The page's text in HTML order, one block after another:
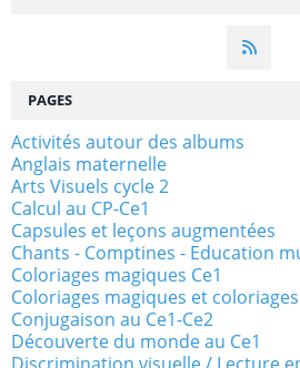
PAGES
Activités autour des albums
Anglais maternelle
Arts Visuels cycle 2
Calcul au CP-Ce1
Capsules et leçons augmentées
Chants - Comptines - Education
Coloriages magiques Ce1
Coloriages magiques et
Conjugaison au Ce1-Ce2
Découverte du monde au Ce1